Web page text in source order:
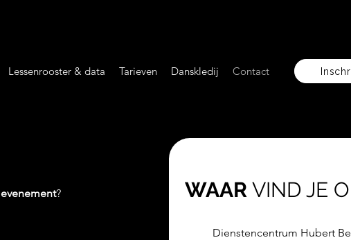
Lessenrooster & data Tarieven Danskledij Contact
evenement?
WAAR VIND JE
Dienstencentrum Hubert